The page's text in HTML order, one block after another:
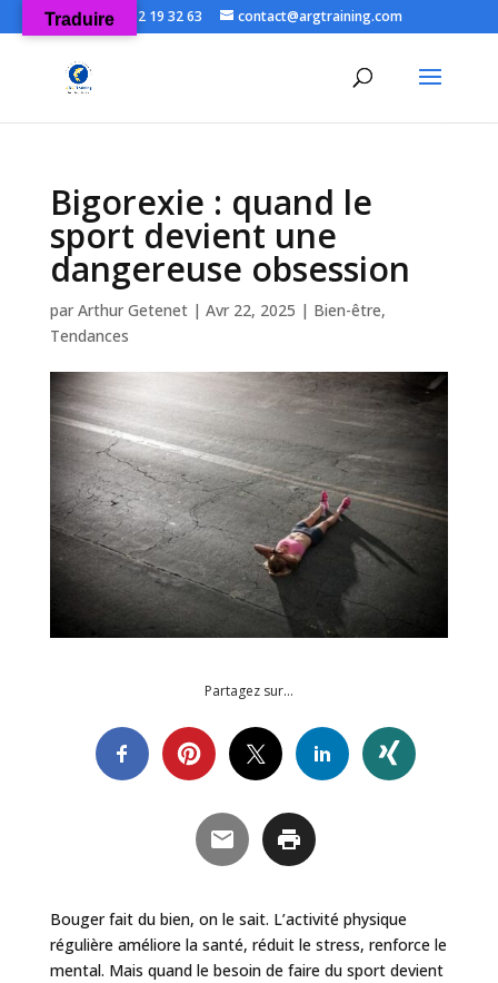
06 52 19 32 63 contact@argtraining.com
Bigorexie : quand le
sport devient une
dangereuse obsession
par Arthur Getenet| Avr 22, 2025 | Bien-être,
Tendances
Partagez sur…
Bouger fait du bien, on le sait. L’activité physique
régulière améliore la santé, réduit le stress, renforce le
mental. Mais quand le besoin de faire du sport devient
Traduire